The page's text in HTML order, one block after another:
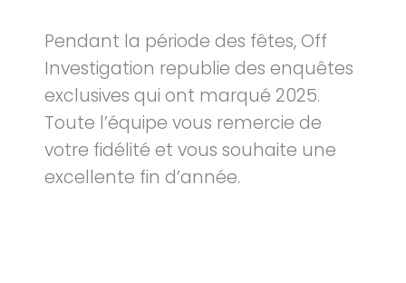
Pendant la période des fêtes, Off
Investigation republie des enquêtes
exclusives qui ont marqué 2025.
Toute l’équipe vous remercie de
votre fidélité et vous souhaite une
excellente fin d’année.